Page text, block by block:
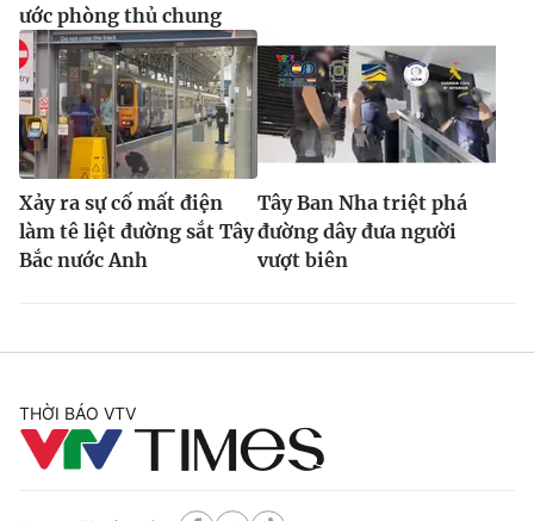
ước phòng thủ chung
Xảy ra sự cố mất điện
làm tê liệt đường sắt Tây
Bắc nước Anh
Tây Ban Nha triệt phá
đường dây đưa người
vượt biên
THỜI BÁO VTV